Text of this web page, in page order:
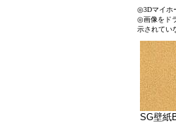
◎3Dマイホ
◎画像をド
示されてい
SG壁紙